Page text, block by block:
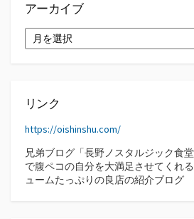
アーカイブ
ー
リンク
https://oishinshu.com/
兄弟ブログ「長野ノスタルジック食
で腹ペコの自分を大満足させてくれ
ュームたっぷりの良店の紹介ブログ